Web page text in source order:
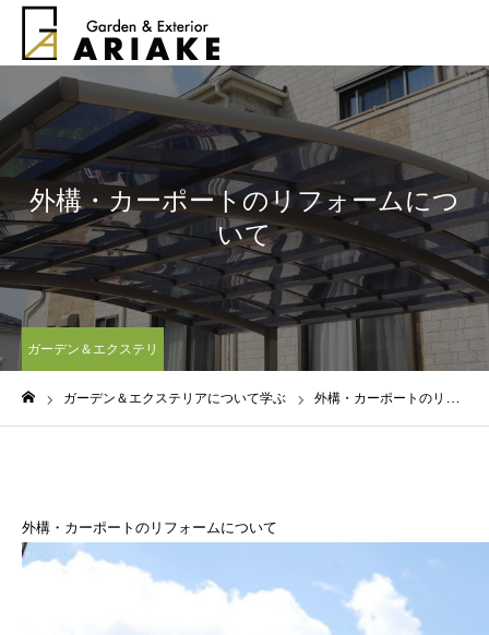
外構・カーポートのリフォームにつ
いて
ガーデン＆エクステリ
アについて学ぶ
ガーデン＆エクステリアについて学ぶ 外構・カーポートのリフォームについて
外構・カーポートのリフォームについて